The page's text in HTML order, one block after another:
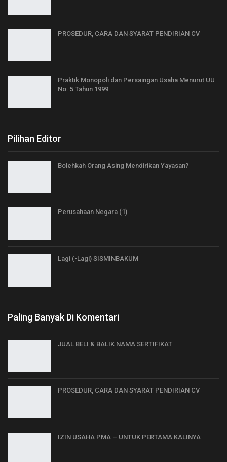
PROSEDUR, CARA DAN SYARAT PENDIRIAN CV
Praktik Monopoli dan Persaingan Usaha Menurut UU
No. 5 Tahun 1999
Pilihan Editor
Bolehkah Orang Asing Mendirikan Yayasan?
Perusahaan Negara (1)
Lagi (-Lagi) SISMINBAKUM
Paling Banyak Di Komentari
JUAL BELI & BALIK NAMA SERTIFIKAT
PROSEDUR, CARA DAN SYARAT PENDIRIAN CV
IZIN USAHA PMA – UNTUK PERTAMA KALINYA